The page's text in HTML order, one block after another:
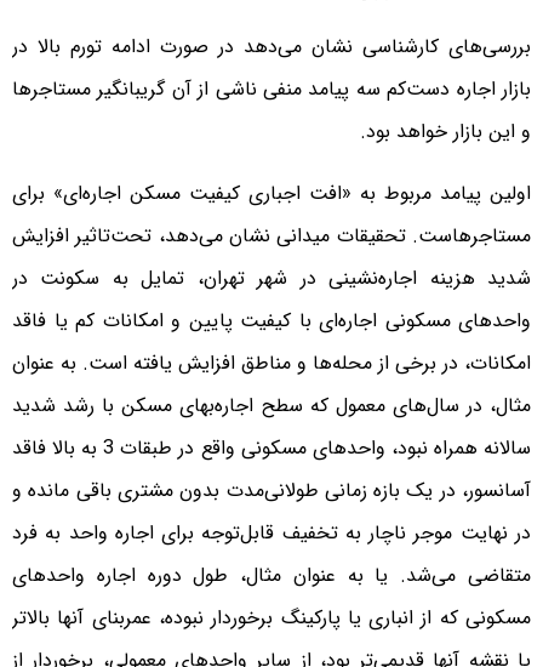
بررسی‌‌‌‌های کارشناسی نشان می‌دهد در صورت ادامه تورم بالا در
بازار اجاره دست‌‌‌‌کم سه پیامد منفی ناشی از آن گریبانگیر مستاجرها
و این بازار خواهد بود.
اولین پیامد مربوط به «افت اجباری کیفیت مسکن اجاره‌‌‌‌ای» برای
مستاجرهاست. تحقیقات میدانی نشان می‌دهد، تحت‌تاثیر افزایش
شدید هزینه اجاره‌‌‌‌نشینی در شهر تهران، تمایل به سکونت در
واحدهای مسکونی اجاره‌‌‌‌ای با کیفیت پایین و امکانات کم یا فاقد
امکانات، در برخی از محله‌‌‌‌ها و مناطق افزایش یافته است. به عنوان
مثال، در سال‌های معمول که سطح اجاره‌‌‌‌بهای مسکن با رشد شدید
سالانه همراه نبود، واحدهای مسکونی واقع در طبقات 3 به بالا فاقد
آسانسور، در یک بازه زمانی طولانی‌‌‌‌مدت بدون مشتری باقی مانده و
در نهایت موجر ناچار به تخفیف قابل‌توجه برای اجاره واحد به فرد
متقاضی می‌‌‌‌شد. یا به عنوان مثال، طول دوره اجاره واحدهای
مسکونی که از انباری یا پارکینگ برخوردار نبوده، عمربنای آنها بالاتر
یا نقشه آنها قدیمی‌‌‌‌تر بود، از سایر واحدهای معمولی، برخوردار از